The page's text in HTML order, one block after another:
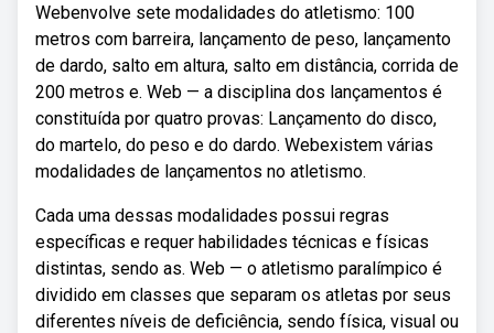
Webenvolve sete modalidades do atletismo: 100
metros com barreira, lançamento de peso, lançamento
de dardo, salto em altura, salto em distância, corrida de
200 metros e. Web — a disciplina dos lançamentos é
constituída por quatro provas: Lançamento do disco,
do martelo, do peso e do dardo. Webexistem várias
modalidades de lançamentos no atletismo.
Cada uma dessas modalidades possui regras
específicas e requer habilidades técnicas e físicas
distintas, sendo as. Web — o atletismo paralímpico é
dividido em classes que separam os atletas por seus
diferentes níveis de deficiência, sendo física, visual ou